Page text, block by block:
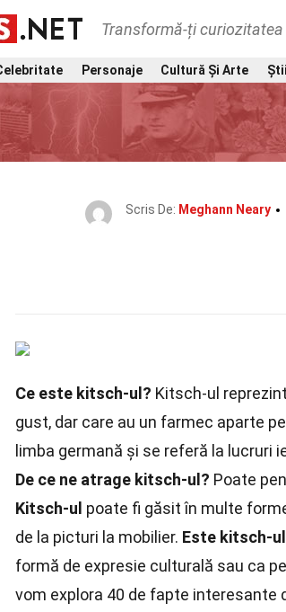
Transformă-ți
Personaje Cultură Și Arte
Scris De: Meghann Neary
Ce este kitsch-ul? Kitsch-ul
gust, dar care au un farmec aparte
limba germană și se referă la lucruri
De ce ne atrage kitsch-ul? Poate
Kitsch-ul poate fi găsit în multe
de la picturi la mobilier. Este kitsch-
formă de expresie culturală sau ca
vom explora 40 de fapte interesante